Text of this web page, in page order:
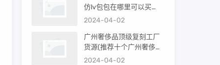
仿lv包包在哪里可以买
到）
2024-04-02
广州奢侈品顶级复刻工厂
货源(推荐十个广州奢侈品
购买渠道)
2024-04-02